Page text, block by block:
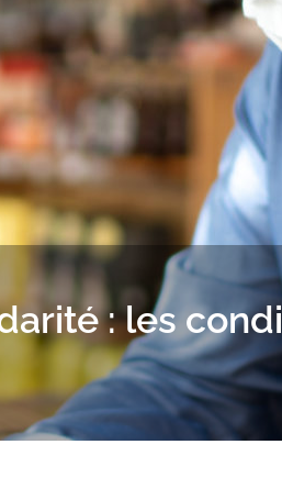
: les